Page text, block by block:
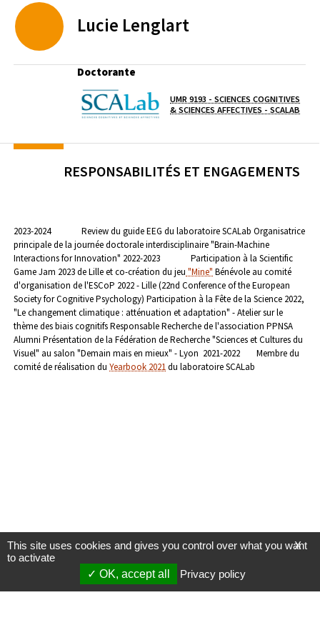
Lucie Lenglart
Doctorante
Laboratoire / équipe
UMR 9193 - SCIENCES COGNITIVES
& SCIENCES AFFECTIVES - SCALAB
RESPONSABILITÉS ET ENGAGEMENTS
2023-2024 Review du guide EEG du laboratoire SCALab Organisatrice
principale de la journée doctorale interdisciplinaire "Brain-Machine
Interactions for Innovation" 2022-2023
Participation à la Scientific
Game Jam 2023 de Lille et co-création du jeu "Mine" Bénévole au comité
d'organisation de l'ESCoP 2022 - Lille (22nd Conference of the European
Society for Cognitive Psychology) Participation à la Fête de la Science 2022,
"Le changement climatique : atténuation et adaptation" - Atelier sur le
thème des biais cognitifsResponsable Recherche de l'association PPNSA
Alumni Présentation de la Fédération de Recherche "Sciences et Cultures du
Visuel" au salon "Demain mais en mieux" - Lyon 2021-2022
Membre du
comité de réalisation du Yearbook 2021du laboratoire SCALab
X
This site uses cookies and gives you control over what you want
to activate
OK, accept all
Privacy policy